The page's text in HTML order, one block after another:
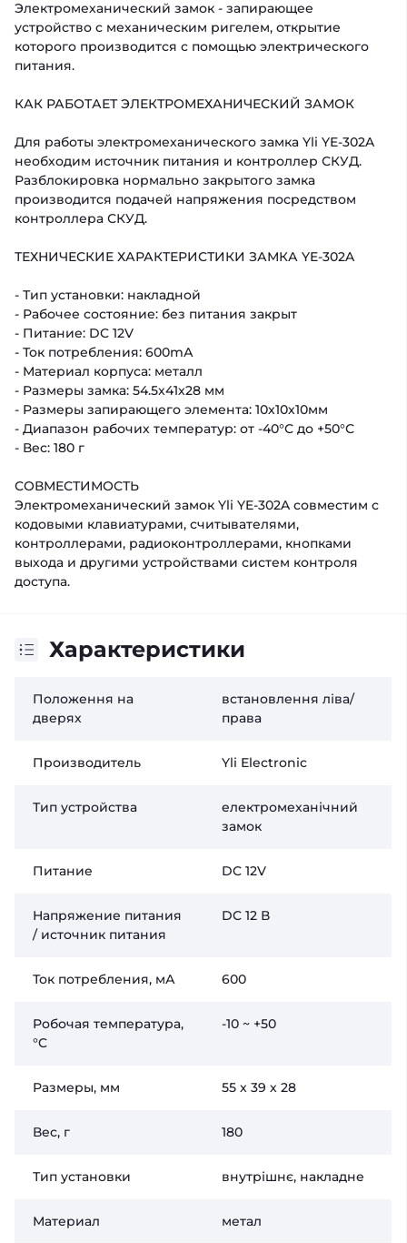
Электромеханический замок - запирающее
устройство с механическим ригелем, открытие
которого производится с помощью электрического
питания.
КАК РАБОТАЕТ ЭЛЕКТРОМЕХАНИЧЕСКИЙ ЗАМОК
Для работы электромеханического замка Yli YE-302A
необходим источник питания и контроллер СКУД.
Разблокировка нормально закрытого замка
производится подачей напряжения посредством
контроллера СКУД.
ТЕХНИЧЕСКИЕ ХАРАКТЕРИСТИКИ ЗАМКА YE-302A
- Тип установки: накладной
- Рабочее состояние: без питания закрыт
- Питание: DC 12V
- Ток потребления: 600mА
- Материал корпуса: металл
- Размеры замка: 54.5х41х28 мм
- Размеры запирающего элемента: 10х10х10мм
- Диапазон рабочих температур: от -40°С до +50°С
- Вес: 180 г
СОВМЕСТИМОСТЬ
Электромеханический замок Yli YE-302A совместим с
кодовыми клавиатурами, считывателями,
контроллерами, радиоконтроллерами, кнопками
выхода и другими устройствами систем контроля
доступа.
Характеристики
Положення на
дверях
встановлення ліва/
права
Производитель Yli Electronic
Тип устройства
електромеханічний
замок
Питание DC 12V
Напряжение питания
/ источник питания
DC 12 В
Ток потребления, мА 600
Робочая температура,
°C
-10 ~ +50
Размеры, мм 55 х 39 х 28
Вес, г 180
Тип установки внутрішнє, накладне
Материал метал